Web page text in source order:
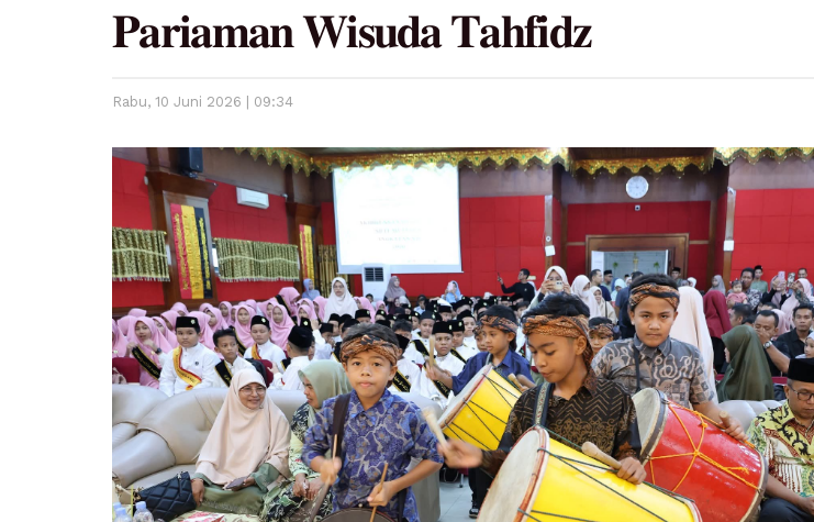
𝐏𝐚𝐫𝐢𝐚𝐦𝐚𝐧 𝐖𝐢𝐬𝐮𝐝𝐚 𝐓𝐚𝐡𝐟𝐢𝐝𝐳
Rabu, 10 Juni 2026 | 09:34